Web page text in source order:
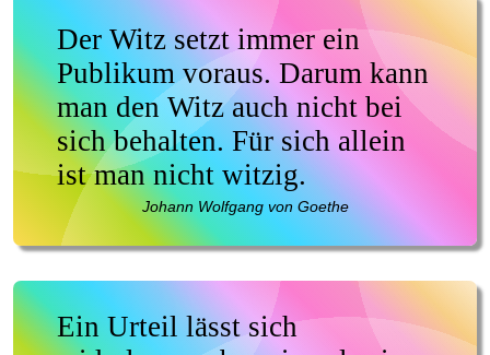
Der Witz setzt immer ein
Publikum voraus. Darum kann
man den Witz auch nicht bei
sich behalten. Für sich allein
ist man nicht witzig.
Johann Wolfgang von Goethe
Ein Urteil lässt sich